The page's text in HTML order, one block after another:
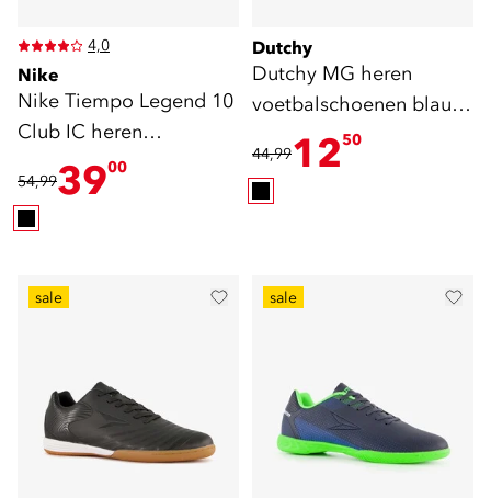
4,0
Nike
Nike Tiempo Legend 10
Club IC heren
zaalschoenen zwart
54,993900
Dutchy
Dutchy MG heren
voetbalschoenen blauw
groen
44,991250
sale sale